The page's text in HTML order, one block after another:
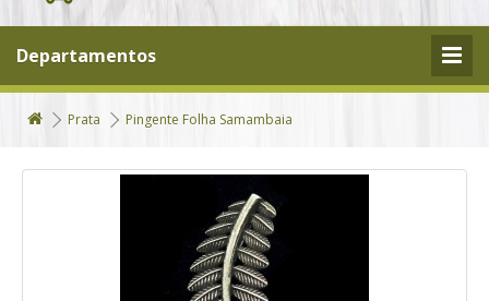
Departamentos
Prata Pingente Folha Samambaia